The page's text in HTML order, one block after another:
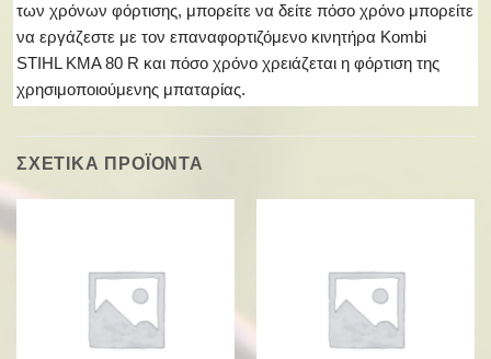
των χρόνων φόρτισης, μπορείτε να δείτε πόσο χρόνο μπορείτε
να εργάζεστε με τον επαναφορτιζόμενο κινητήρα Kombi
STIHL KMA 80 R και πόσο χρόνο χρειάζεται η φόρτιση της
χρησιμοποιούμενης μπαταρίας.
ΣΧΕΤΙΚΑ ΠΡΟΪΟΝΤΑ